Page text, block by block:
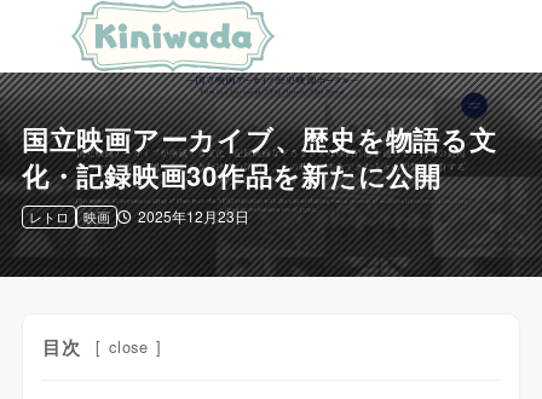
国立映画アーカイブ、歴史を物語る文
化・記録映画30作品を新たに公開
2025年12月23日
レトロ 映画
目次 [ close ]